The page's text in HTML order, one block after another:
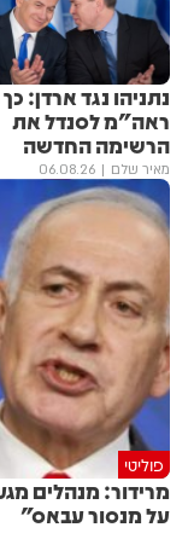
נתניהו נגד ארדן:
ראה"מ לסנדל את
הרשימה החדשה
מאיר שלם 06.08.26
פוליטי
מרידור: מנהלים
על מנסור עבאס"